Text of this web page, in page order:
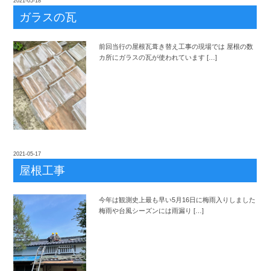
ガラスの瓦
前回当行の屋根瓦葺き替え工事の現場では 屋根の数
カ所にガラスの瓦が使われています […]
2021-05-17
屋根工事
今年は観測史上最も早い5月16日に梅雨入りしました
梅雨や台風シーズンには雨漏り […]